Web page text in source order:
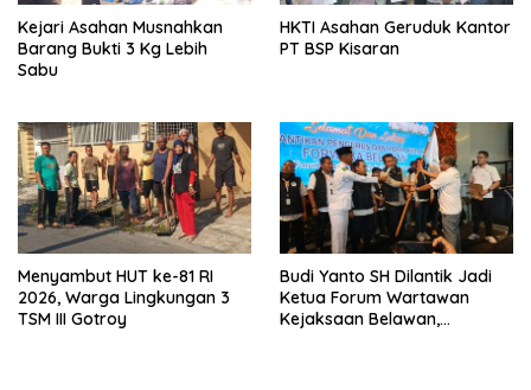
Kejari Asahan Musnahkan
Barang Bukti 3 Kg Lebih
Sabu
HKTI Asahan Geruduk Kantor
PT BSP Kisaran
Menyambut HUT ke-81 RI
2026, Warga Lingkungan 3
TSM III Gotroy
Budi Yanto SH Dilantik Jadi
Ketua Forum Wartawan
Kejaksaan Belawan,